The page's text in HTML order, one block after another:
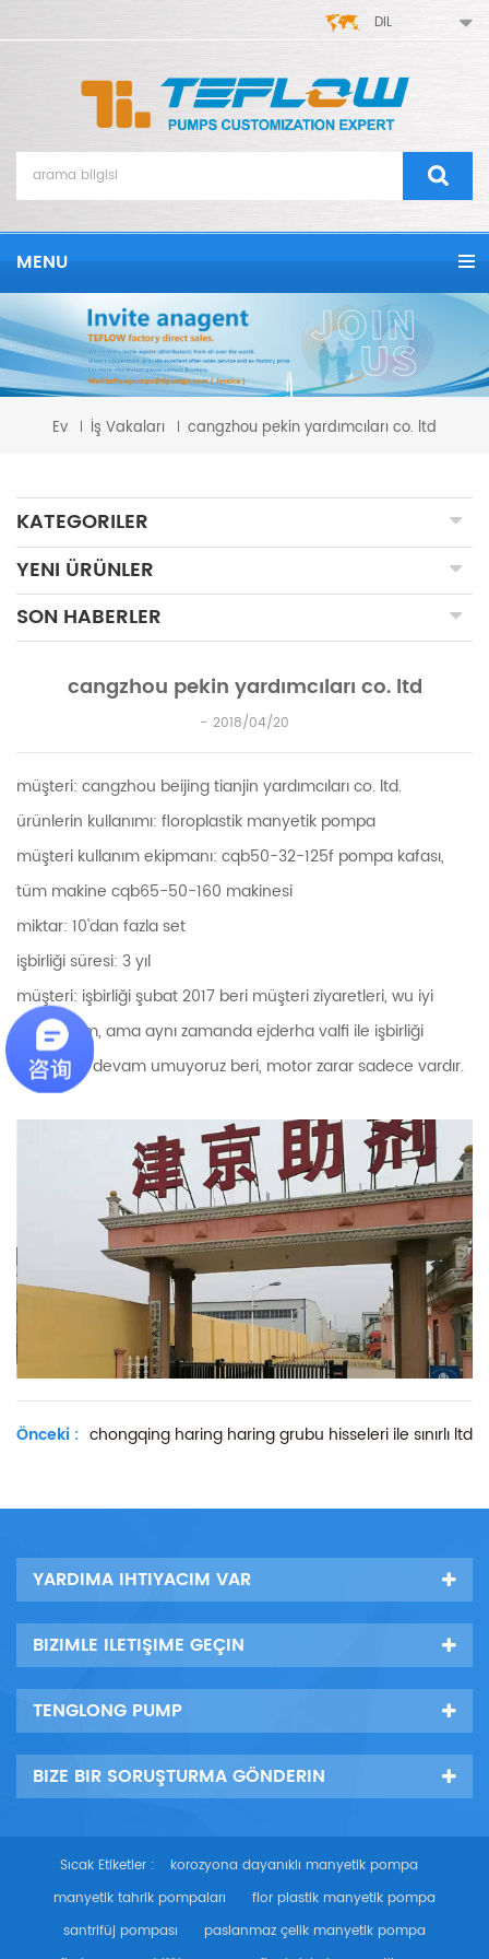
DIL
MENU
Ev İş Vakaları cangzhou pekin yardımcıları co. ltd
KATEGORILER
YENI ÜRÜNLER
SON HABERLER
cangzhou pekin yardımcıları co. ltd
2018/04/20
müşteri: cangzhou beijing tianjin yardımcıları co. ltd.
ürünlerin kullanımı: floroplastik manyetik pompa
müşteri kullanım ekipmanı: cqb50-32-125f pompa kafası,
tüm makine cqb65-50-160 makinesi
miktar: 10'dan fazla set
işbirliği süresi: 3 yıl
müşteri: işbirliği şubat 2017 beri müşteri ziyaretleri, wu iyi
geribildirim, ama aynı zamanda ejderha valfi ile işbirliği
yapmaya devam umuyoruz beri, motor zarar sadece vardır.
Önceki : chongqing haring haring grubu hisseleri ile sınırlı ltd
YARDIMA IHTIYACIM VAR
BIZIMLE ILETIŞIME GEÇIN
TENGLONG PUMP
BIZE BIR SORUŞTURMA GÖNDERIN
Sıcak Etiketler :
korozyona dayanıklı manyetik pompa
manyetik tahrik pompaları
flor plastik manyetik pompa
santrifüj pompası
paslanmaz çelik manyetik pompa